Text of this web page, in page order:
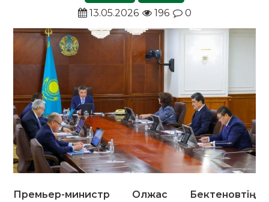
13.05.2026
196 0
Премьер-министр Олжас Бектеновтің